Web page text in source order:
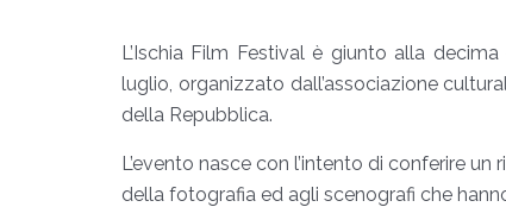
L’Ischia Film Festivalè giunto alla decima
luglio, organizzato dall’associazione
della Repubblica.
L’evento nasce con l’intento di conferire
della fotografia ed agli scenografi che